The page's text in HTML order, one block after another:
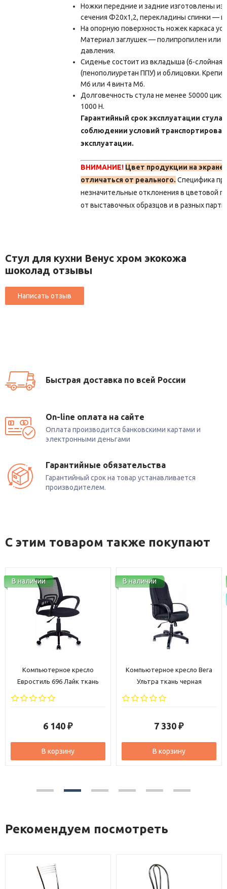
Ножки передние и задние изготовлены из
сечения Ф20х1,2, перекладины спинки —
На опорную поверхность ножек каркаса
Материал заглушек — полипропилен или
давления.
Сиденье состоит из вкладыша (6-слойная
(пенополиуретан ППУ) и облицовки.
М6 или 4 винта М6.
Долговечность стула не менее 50000
1000 Н.
Гарантийный срок эксплуатации стула
соблюдении условий
эксплуатации.
ВНИМАНИЕ! Цвет продукции на
отличаться от реального. Специфика
незначительные отклонения в цветовой
от выставочных образцов и в разных
Стул для кухни Венус хром экокожа
шоколад отзывы
Быстрая доставка по всей России
On-line оплата на сайте
Оплата производится банковскими картами и
электронными деньгами
Гарантийные обязательства
Гарантийный срок на товар устанавливается
производителем.
С этим товаром также покупают
В наличии
Компьютерное кресло
Евростиль 696 Лайк ткань
черная
6 140 ₽
В корзину
В наличии
Компьютерное кресло Вега
Ультра ткань черная
7 330 ₽
В корзину
Рекомендуем посмотреть